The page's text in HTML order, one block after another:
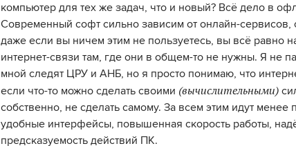
компьютер для тех же задач, что и новый? Всё дело в
Современный софт сильно зависим от онлайн-сервисов,
даже если вы ничем этим не пользуетесь, вы всё равно
интернет-связи там, где они в общем-то не нужны. Я не
мной следят ЦРУ и АНБ, но я просто понимаю, что
если что-то можно сделать своими (вычислительными)
собственно, не сделать самому. За всем этим идут
удобные интерфейсы, повышенная скорость работы,
предсказуемость действий ПК.